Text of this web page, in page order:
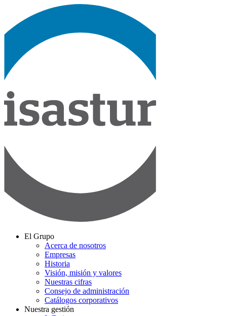
El Grupo
Acerca de nosotros
Empresas
Historia
Visión, misión y valores
Nuestras cifras
Consejo de administración
Catálogos corporativos
Nuestra gestión